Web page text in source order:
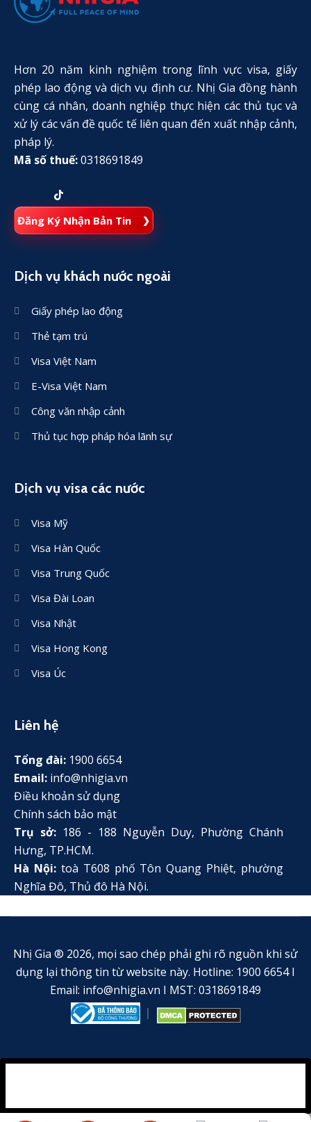
Hơn 20 năm kinh nghiệm trong lĩnh vực visa, giấy
phép lao động và dịch vụ định cư. Nhị Gia đồng hành
cùng cá nhân, doanh nghiệp thực hiện các thủ tục và
xử lý các vấn đề quốc tế liên quan đến xuất nhập cảnh,
pháp lý.
Mã số thuế:0318691849
Đăng Ký Nhận Bản Tin
Dịch vụ khách nước ngoài
Giấy phép lao động
Thẻ tạm trú
Visa Việt Nam
E-Visa Việt Nam
Công văn nhập cảnh
Thủ tục hợp pháp hóa lãnh sự
Dịch vụ visa các nước
Visa Mỹ
Visa Hàn Quốc
Visa Trung Quốc
Visa Đài Loan
Visa Nhật
Visa Hong Kong
Visa Úc
Liên hệ
Tổng đài: 1900 6654
Email: info@nhigia.vn
Điều khoản sử dụng
Chính sách bảo mật
Trụ sở: 186 - 188 Nguyễn Duy, Phường Chánh
Hưng, TP.HCM.
Hà Nội:toà T608 phố Tôn Quang Phiệt, phường
Nghĩa Đô, Thủ đô Hà Nội.
Nhị Gia ® 2026, mọi sao chép phải ghi rõ nguồn khi sử
dụng lại thông tin từ website này. Hotline: 1900 6654 I
Email: info@nhigia.vn I MST: 0318691849